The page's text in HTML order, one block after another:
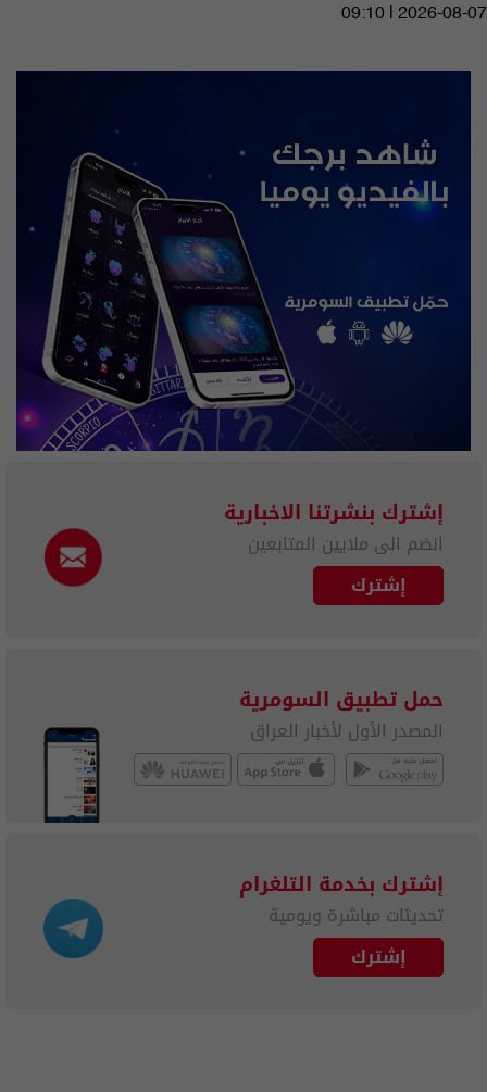
09:10 | 2026-08-07
إشترك بنشرتنا الاخبارية
انضم الى ملايين المتابعين
إشترك
حمل تطبيق السومرية
المصدر الأول لأخبار العراق
إشترك بخدمة التلغرام
تحديثات مباشرة ويومية
إشترك